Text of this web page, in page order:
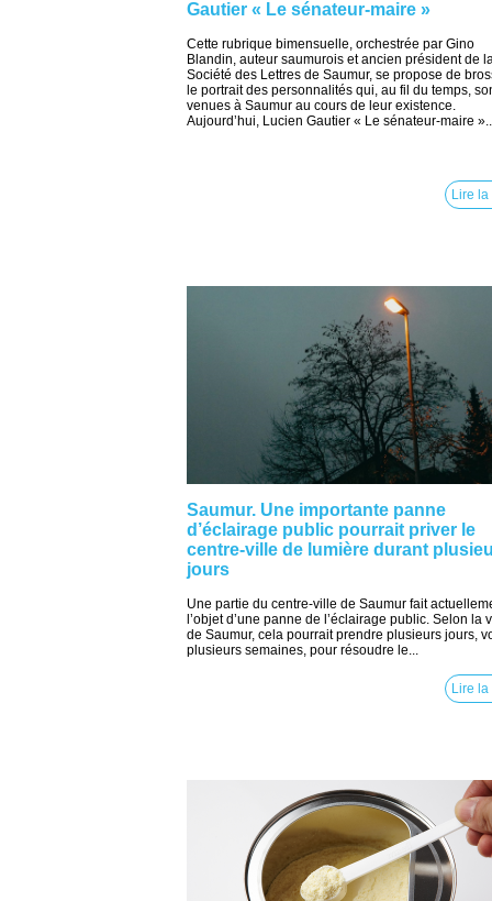
Gautier « Le sénateur-maire »
Cette rubrique bimensuelle, orchestrée par Gino
Blandin, auteur saumurois et ancien président de
Société des Lettres de Saumur, se propose de
le portrait des personnalités qui, au fil du temps,
venues à Saumur au cours de leur existence.
Aujourd’hui, Lucien Gautier « Le sénateur-maire
Lire la
Saumur. Une importante panne
d’éclairage public pourrait priver le
centre-ville de lumière durant
jours
Une partie du centre-ville de Saumur fait
l’objet d’une panne de l’éclairage public. Selon la
de Saumur, cela pourrait prendre plusieurs jours,
plusieurs semaines, pour résoudre le...
Lire la